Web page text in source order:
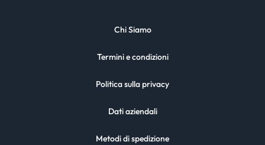
Chi Siamo
Termini e condizioni
Politica sulla privacy
Dati aziendali
Metodi di spedizione